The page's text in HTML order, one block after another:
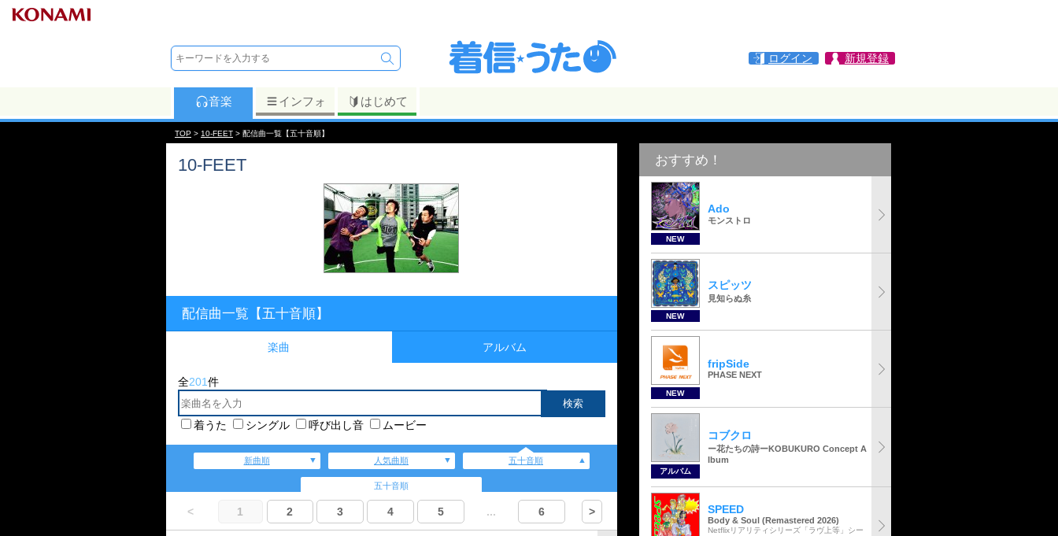
ログイン 新規登録
音楽 インフォ はじめて
TOP > 10-FEET > 配信曲一覧【五十音順】
10-FEET
配信曲一覧【五十音順】
楽曲 アルバム
全201件
着うた シングル 呼び出し音 ムービー
新曲順 人気曲順 五十音順
五十音順
< 1 2 3 4 5 ... 6 >
おすすめ！
NEW
Ado
モンストロ
NEW
スピッツ
見知らぬ糸
NEW
fripSide
PHASE NEXT
アルバム
コブクロ
ー花たちの詩ーKOBUKURO Concept A
lbum
SPEED
Body & Soul (Remastered 2026)
Netflixリアリティシリーズ「ラヴ上等」シー